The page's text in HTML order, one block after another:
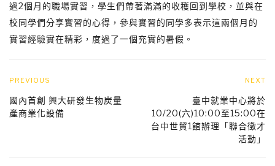
過2個月的職場實習，學生們帶著滿滿的收穫回到學校，並與在
校同學們分享實習的心得，參與實習的同學多表示這兩個月的
實習經驗實在精彩，度過了一個充實的暑假。
PREVIOUS
國內首創 興大研發生物炭量
產商業化設備
NEXT
​臺中就業中心將於
10/20(六)10:00至15:00在
台中世貿1館辦理「聯合徵才
活動」